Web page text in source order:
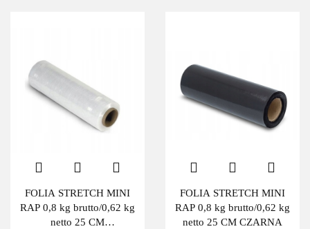
FOLIA STRETCH MINI
RAP 0,8 kg brutto/0,62 kg
netto 25 CM
FOLIA STRETCH MINI
RAP 0,8 kg brutto/0,62 kg
netto 25 CM CZARNA